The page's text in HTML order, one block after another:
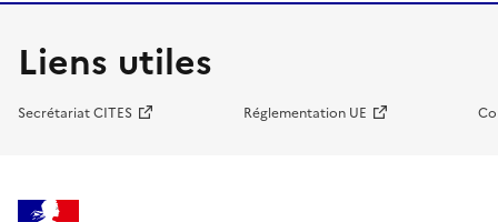
Liens utiles
Secrétariat CITES Réglementation UE